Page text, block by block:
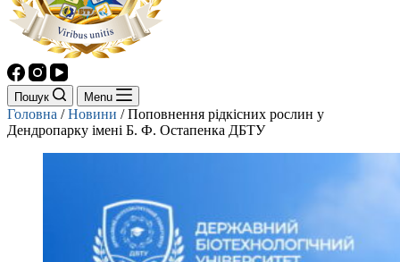
Пошук Menu
Головна /Новини /Поповнення рідкісних рослин у
Дендропарку імені Б. Ф. Остапенка ДБТУ